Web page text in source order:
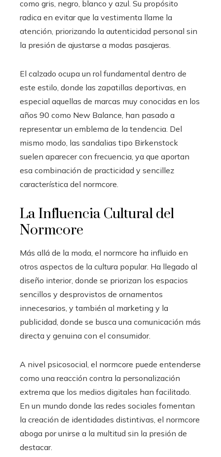
como gris, negro, blanco y azul. Su propósito
radica en evitar que la vestimenta llame la
atención, priorizando la autenticidad personal sin
la presión de ajustarse a modas pasajeras.
El calzado ocupa un rol fundamental dentro de
este estilo, donde las zapatillas deportivas, en
especial aquellas de marcas muy conocidas en los
años 90 como New Balance, han pasado a
representar un emblema de la tendencia. Del
mismo modo, las sandalias tipo Birkenstock
suelen aparecer con frecuencia, ya que aportan
esa combinación de practicidad y sencillez
característica del normcore.
La Influencia Cultural del
Normcore
Más allá de la moda, el normcore ha influido en
otros aspectos de la cultura popular. Ha llegado al
diseño interior, donde se priorizan los espacios
sencillos y desprovistos de ornamentos
innecesarios, y también al marketing y la
publicidad, donde se busca una comunicación más
directa y genuina con el consumidor.
A nivel psicosocial, el normcore puede entenderse
como una reacción contra la personalización
extrema que los medios digitales han facilitado.
En un mundo donde las redes sociales fomentan
la creación de identidades distintivas, el normcore
aboga por unirse a la multitud sin la presión de
destacar.